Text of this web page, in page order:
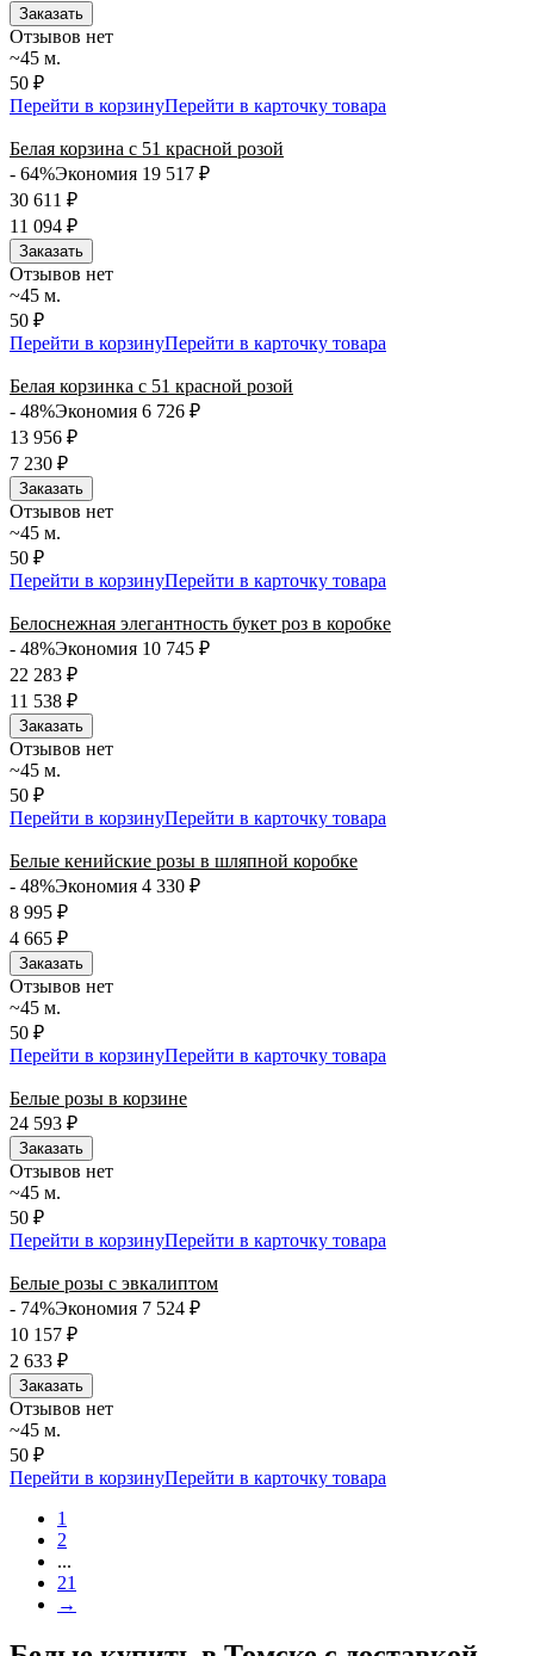
Заказать
Отзывов нет
~45 м.
50 ₽
Перейти в корзинуПерейти в карточку товара
Белая корзина с 51 красной розой
- 64%Экономия 19 517 ₽
30 611 ₽
11 094 ₽
Заказать
Отзывов нет
~45 м.
50 ₽
Перейти в корзинуПерейти в карточку товара
Белая корзинка с 51 красной розой
- 48%Экономия 6 726 ₽
13 956 ₽
7 230 ₽
Заказать
Отзывов нет
~45 м.
50 ₽
Перейти в корзинуПерейти в карточку товара
Белоснежная элегантность букет роз в коробке
- 48%Экономия 10 745 ₽
22 283 ₽
11 538 ₽
Заказать
Отзывов нет
~45 м.
50 ₽
Перейти в корзинуПерейти в карточку товара
Белые кенийские розы в шляпной коробке
- 48%Экономия 4 330 ₽
8 995 ₽
4 665 ₽
Заказать
Отзывов нет
~45 м.
50 ₽
Перейти в корзинуПерейти в карточку товара
Белые розы в корзине
24 593 ₽
Заказать
Отзывов нет
~45 м.
50 ₽
Перейти в корзинуПерейти в карточку товара
Белые розы с эвкалиптом
- 74%Экономия 7 524 ₽
10 157 ₽
2 633 ₽
Заказать
Отзывов нет
~45 м.
50 ₽
Перейти в корзинуПерейти в карточку товара
1
2
...
21
→